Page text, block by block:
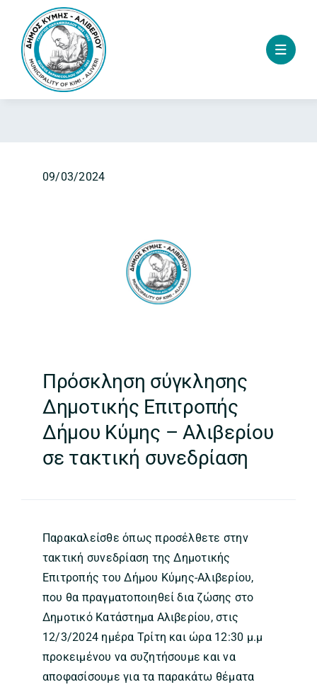
content
09/03/2024
Πρόσκληση σύγκλησης
Δημοτικής Επιτροπής
Δήμου Κύμης – Αλιβερίου
σε τακτική συνεδρίαση
Παρακαλείσθε όπως προσέλθετε στην
τακτική συνεδρίαση της Δημοτικής
Επιτροπής του Δήμου Κύμης-Αλιβερίου,
που θα πραγματοποιηθεί δια ζώσης στο
Δημοτικό Κατάστημα Αλιβερίου, στις
12/3/2024 ημέρα Τρίτη και ώρα 12:30 μ.μ
προκειμένου να συζητήσουμε και να
αποφασίσουμε για τα παρακάτω θέματα